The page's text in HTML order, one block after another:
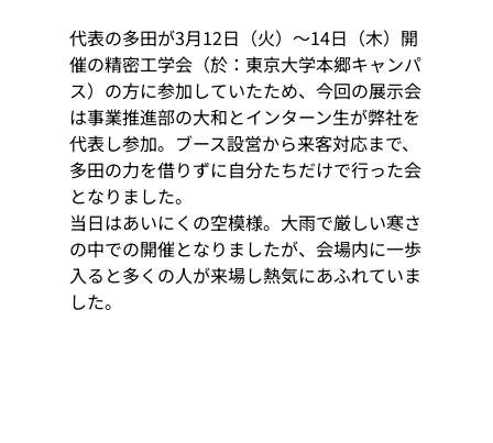
代表の多田が3月12日（火）～14日（木）開
催の精密工学会（於：東京大学本郷キャンパ
ス）の方に参加していたため、今回の展示会
は事業推進部の大和とインターン生が弊社を
代表し参加。ブース設営から来客対応まで、
多田の力を借りずに自分たちだけで行った会
となりました。
当日はあいにくの空模様。大雨で厳しい寒さ
の中での開催となりましたが、会場内に一歩
入ると多くの人が来場し熱気にあふれていま
した。